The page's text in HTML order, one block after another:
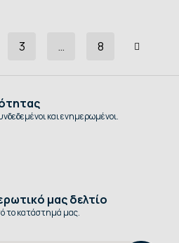
3 … 8
και ενημερωμένοι.
μας δελτίο
το κατάστημά μας.